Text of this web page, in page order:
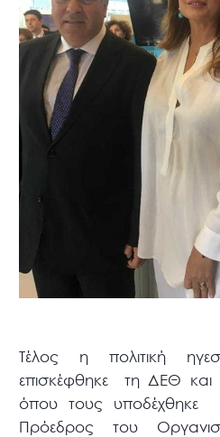
Τέλος η πολιτική
επισκέφθηκε τη ΔΕΘ και
όπου τους υποδέχθηκε
Πρόεδρος του